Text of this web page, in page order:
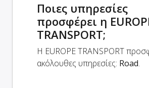
Ποιες υπηρεσίες
προσφέρει η
TRANSPORT;
Η EUROPE TRANSPORT
ακόλουθες υπηρεσίες: Road.